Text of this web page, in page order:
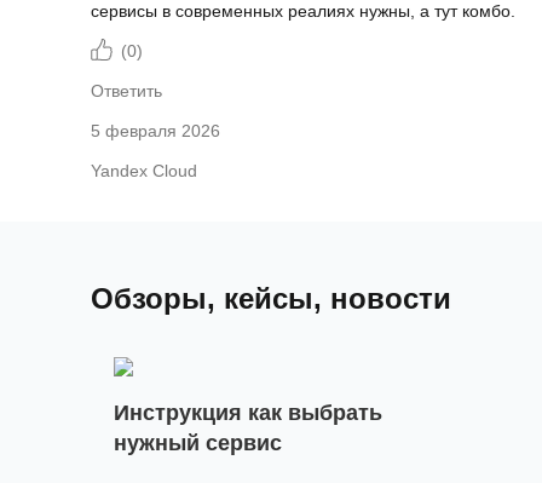
сервисы в современных реалиях нужны, а тут комбо.
(0)
Ответить
5 февраля 2026
Yandex Cloud
Обзоры, кейсы, новости
Инструкция как выбрать
нужный сервис